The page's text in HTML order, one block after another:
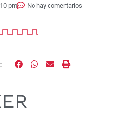
pm No hay comentarios